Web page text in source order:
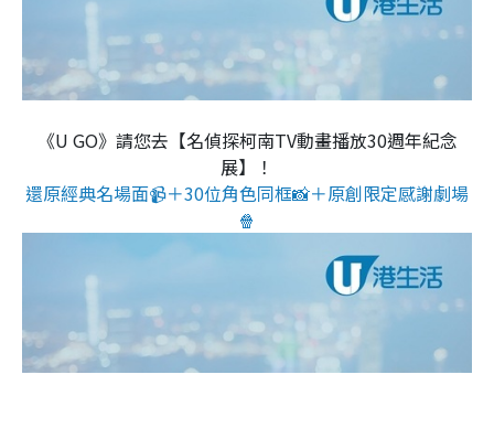
《U GO》請您去【名偵探柯南TV動畫播放30週年紀念
展】！
還原經典名場面📹＋30位角色同框📸＋原創限定感謝劇場
🍿